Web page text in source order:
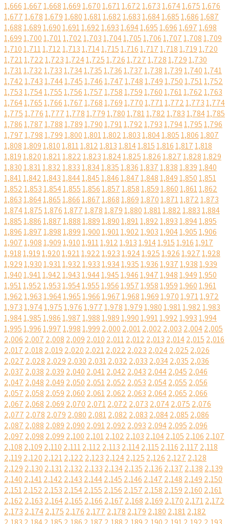
1,6661,6671,6681,6691,6701,6711,6721,6731,6741,6751,676
1,6771,6781,6791,6801,6811,6821,6831,6841,6851,6861,687
1,6881,6891,6901,6911,6921,6931,6941,6951,6961,6971,698
1,6991,7001,7011,7021,7031,7041,7051,7061,7071,7081,709
1,7101,7111,7121,7131,7141,7151,7161,7171,7181,7191,720
1,7211,7221,7231,7241,7251,7261,7271,7281,7291,730
1,7311,7321,7331,7341,7351,7361,7371,7381,7391,7401,741
1,7421,7431,7441,7451,7461,7471,7481,7491,7501,7511,752
1,7531,7541,7551,7561,7571,7581,7591,7601,7611,7621,763
1,7641,7651,7661,7671,7681,7691,7701,7711,7721,7731,774
1,7751,7761,7771,7781,7791,7801,7811,7821,7831,7841,785
1,7861,7871,7881,7891,7901,7911,7921,7931,7941,7951,796
1,7971,7981,7991,8001,8011,8021,8031,8041,8051,8061,807
1,8081,8091,8101,8111,8121,8131,8141,8151,8161,8171,818
1,8191,8201,8211,8221,8231,8241,8251,8261,8271,8281,829
1,8301,8311,8321,8331,8341,8351,8361,8371,8381,8391,840
1,8411,8421,8431,8441,8451,8461,8471,8481,8491,8501,851
1,8521,8531,8541,8551,8561,8571,8581,8591,8601,8611,862
1,8631,8641,8651,8661,8671,8681,8691,8701,8711,8721,873
1,8741,8751,8761,8771,8781,8791,8801,8811,8821,8831,884
1,8851,8861,8871,8881,8891,8901,8911,8921,8931,8941,895
1,8961,8971,8981,8991,9001,9011,9021,9031,9041,9051,906
1,9071,9081,9091,9101,9111,9121,9131,9141,9151,9161,917
1,9181,9191,9201,9211,9221,9231,9241,9251,9261,9271,928
1,9291,9301,9311,9321,9331,9341,9351,9361,9371,9381,939
1,9401,9411,9421,9431,9441,9451,9461,9471,9481,9491,950
1,9511,9521,9531,9541,9551,9561,9571,9581,9591,9601,961
1,9621,9631,9641,9651,9661,9671,9681,9691,9701,9711,972
1,9731,9741,9751,9761,9771,9781,9791,9801,9811,9821,983
1,9841,9851,9861,9871,9881,9891,9901,9911,9921,9931,994
1,9951,9961,9971,9981,999 2,000 2,0012,002 2,003 2,0042,005
2,006 2,007 2,008 2,009 2,010 2,0112,012 2,013 2,0142,015 2,016
2,017 2,018 2,019 2,020 2,0212,022 2,023 2,0242,025 2,026
2,027 2,028 2,029 2,030 2,0312,032 2,033 2,0342,035 2,036
2,037 2,038 2,039 2,040 2,0412,042 2,043 2,0442,045 2,046
2,047 2,048 2,049 2,050 2,0512,052 2,053 2,0542,055 2,056
2,057 2,058 2,059 2,060 2,0612,062 2,063 2,0642,065 2,066
2,067 2,068 2,069 2,070 2,0712,072 2,073 2,0742,075 2,076
2,077 2,078 2,079 2,080 2,0812,082 2,083 2,0842,085 2,086
2,087 2,088 2,089 2,090 2,0912,092 2,093 2,0942,095 2,096
2,097 2,098 2,099 2,100 2,1012,102 2,103 2,1042,105 2,106 2,107
2,108 2,109 2,110 2,1112,112 2,113 2,1142,115 2,116 2,117 2,118
2,119 2,120 2,1212,122 2,123 2,1242,125 2,126 2,127 2,128
2,129 2,130 2,1312,132 2,133 2,1342,135 2,136 2,137 2,138 2,139
2,140 2,1412,142 2,143 2,1442,145 2,146 2,147 2,148 2,149 2,150
2,1512,152 2,153 2,1542,155 2,156 2,157 2,158 2,159 2,160 2,161
2,162 2,163 2,1642,165 2,166 2,167 2,168 2,169 2,170 2,1712,172
2,173 2,1742,175 2,176 2,177 2,178 2,179 2,180 2,1812,182